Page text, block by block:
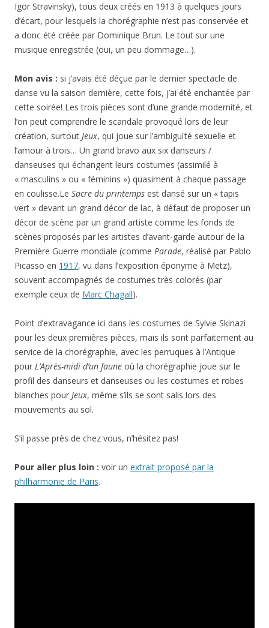
Igor Stravinsky), tous deux créés en 1913 à quelques jours
d’écart, pour lesquels la chorégraphie n’est pas conservée et
a donc été créée par Dominique Brun. Le tout sur une
musique enregistrée (oui, un peu dommage…).
Mon avis : si j’avais été déçue par le dernier spectacle de
danse vu la saison dernière, cette fois, j’ai été enchantée par
cette soirée! Les trois pièces sont d’une grande modernité, et
l’on peut comprendre le scandale provoqué lors de leur
création, surtout Jeux, qui joue sur l’ambiguïté sexuelle et
l’amour à trois… Un grand bravo aux six danseurs /
danseuses qui échangent leurs costumes (assimilé à
« masculins » ou « féminins ») quasiment à chaque passage
en coulisse.Le Sacre du printemps est dansé sur un « tapis
vert » devant un grand décor de lac, à défaut de proposer un
décor de scène par un grand artiste comme les fonds de
scènes proposés par les artistes d’avant-garde autour de la
Première Guerre mondiale (comme Parade, réalisé par Pablo
Picasso en 1917, vu dans l’exposition éponyme à Metz),
souvent accompagnés de costumes très colorés (par
exemple ceux de Marc Chagall).
Point d’extravagance ici dans les costumes de Sylvie Skinazi
pour les deux premières pièces, mais ils sont parfaitement au
service de la chorégraphie, avec les perruques à l’Antique
pour L’Après-midi d’un faune où la chorégraphie joue sur le
profil des danseurs et danseuses ou les costumes et robes
blanches pour Jeux, même s’ils se sont salis lors des
mouvements au sol.
S’il passe près de chez vous, n’hésitez pas!
Pour aller plus loin : voir un extrait proposé par la
philharmonie de Paris.